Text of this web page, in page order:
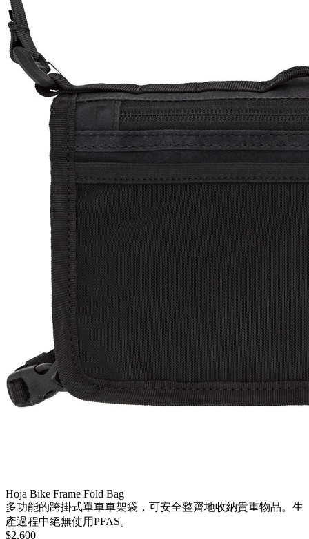
Hoja Bike Frame Fold Bag
多功能的跨掛式單車車架袋，可安全整齊地收納貴重物品。生
產過程中絕無使用PFAS。
$2,600